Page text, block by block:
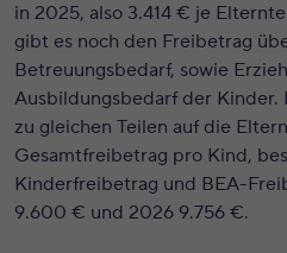
in 2025, also 3.414 € je
gibt es noch den Freibetrag
Betreuungsbedarf, sowie
Ausbildungsbedarf der
zu gleichen Teilen auf die
Gesamtfreibetrag pro Kind,
Kinderfreibetrag und BEA-
9.600 € und 2026 9.756 €.